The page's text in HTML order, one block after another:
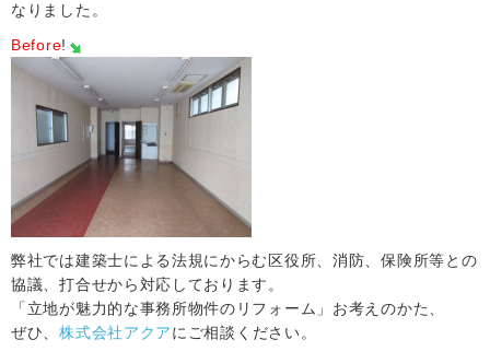
なりました。
Before!
弊社では建築士による法規にからむ区役所、消防、保険所等との
協議、打合せから対応しております。
「立地が魅力的な事務所物件のリフォーム」お考えのかた、
ぜひ、株式会社アクアにご相談ください。